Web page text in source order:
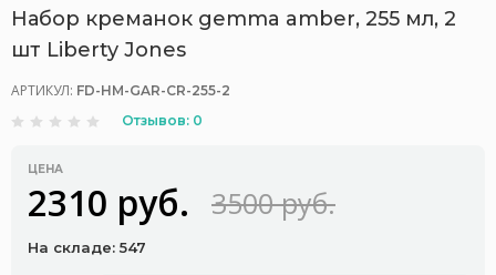
Набор креманок gemma amber, 255 мл, 2
шт Liberty Jones
АРТИКУЛ: FD-HM-GAR-CR-255-2
Отзывов: 0
ЦЕНА
2310 руб. 3500 руб.
На складе: 547